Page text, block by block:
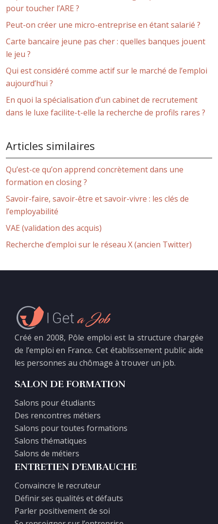
pour toucher l’ARE ?
Peut-on créer une micro-entreprise en étant salarié ?
Carte bancaire jeune pas cher : quelles banques jouent
le jeu ?
Qui est considéré comme actif sur le marché de l’emploi
aujourd’hui ?
En quoi la spécialisation d’un cabinet de recrutement
dans le luxe facilite-t-elle la recherche de profils rares ?
Articles similaires
Qu’est-ce qu’on apprend concrètement dans une
formation en closing ?
Savoir-faire, savoir-être et savoir-vivre : les clés de
l’employabilité
VAE (validation des acquis)
Recherche d’emploi sur le réseau X (ancien Twitter)
Créé en 2008, Pôle emploi est la structure chargée
de l’emploi en France. Cet établissement public aide
les personnes au chômage à trouver un job.
SALON DE FORMATION
Salons pour étudiants
Des rencontres métiers
Salons pour toutes formations
Salons thématiques
Salons de métiers
ENTRETIEN D’EMBAUCHE
Convaincre le recruteur
Définir ses qualités et défauts
Parler positivement de soi